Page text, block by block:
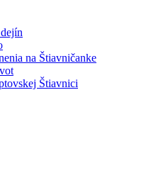
na Štiavničanke
Štiavnici